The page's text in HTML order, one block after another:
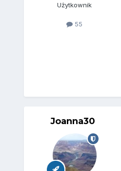
Użytkownik
55
Joanna30